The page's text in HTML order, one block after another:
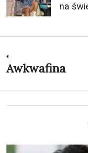
na
Nawigacja
wpisu
Previous
Awkwafina